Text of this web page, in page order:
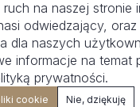
na naszej stronie
odwiedzający,
dla naszych
informacje na
prywatności.
cookie Nie, dziękuję